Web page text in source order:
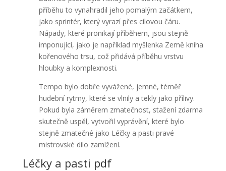
příběhu to vynahradil jeho pomalým začátkem,
jako sprintér, který vyrazí přes cílovou čáru.
Nápady, které pronikají příběhem, jsou stejně
imponující, jako je například myšlenka Země kniha
kořenového trsu, což přidává příběhu vrstvu
hloubky a komplexnosti.
Tempo bylo dobře vyvážené, jemné, téměř
hudební rytmy, které se vlnily a tekly jako přílivy.
Pokud byla záměrem zmatečnost, stažení zdarma​
skutečně uspěl, vytvořil vyprávění, které bylo
stejně zmatečné jako Léčky a pasti pravé
mistrovské dílo zamlžení.
Léčky a pasti pdf